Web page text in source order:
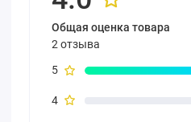
Общая оценка товара
2 отзыва
5
4